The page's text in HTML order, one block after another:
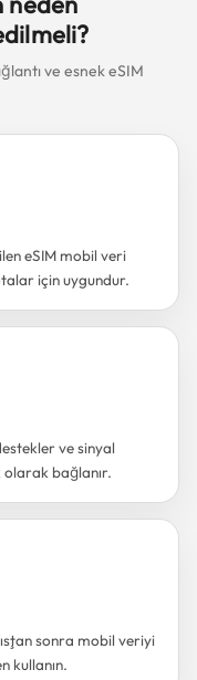
ve esnek eSIM
eSIM mobil veri
için uygundur.
ve sinyal
bağlanır.
sonra mobil veriyi
kullanın.